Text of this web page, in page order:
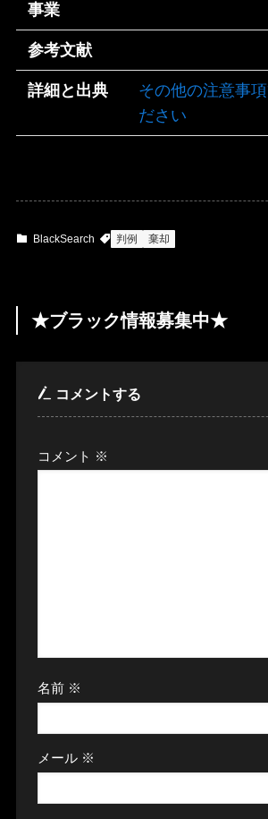
事業
参考文献
詳細と出典
その他の注意事
ださい
BlackSearch 判例 棄却
★ブラック情報募集中★
コメントする
コメント ※
名前 ※
メール ※